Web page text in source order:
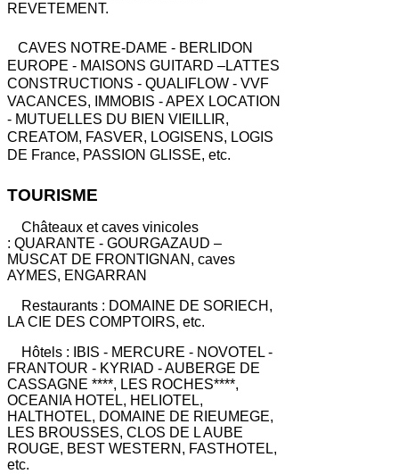
REVETEMENT.
CAVES NOTRE-DAME - BERLIDON
EUROPE - MAISONS GUITARD –LATTES
CONSTRUCTIONS - QUALIFLOW - VVF
VACANCES, IMMOBIS - APEX LOCATION
- MUTUELLES DU BIEN VIEILLIR,
CREATOM, FASVER, LOGISENS, LOGIS
DE France, PASSION GLISSE, etc.
TOURISME
Châteaux et caves vinicoles
: QUARANTE - GOURGAZAUD –
MUSCAT DE FRONTIGNAN, caves
AYMES, ENGARRAN
Restaurants : DOMAINE DE SORIECH,
LA CIE DES COMPTOIRS, etc.
Hôtels : IBIS - MERCURE - NOVOTEL -
FRANTOUR - KYRIAD - AUBERGE DE
CASSAGNE ****, LES ROCHES****,
OCEANIA HOTEL, HELIOTEL,
HALTHOTEL, DOMAINE DE RIEUMEGE,
LES BROUSSES, CLOS DE L AUBE
ROUGE, BEST WESTERN, FASTHOTEL,
etc.